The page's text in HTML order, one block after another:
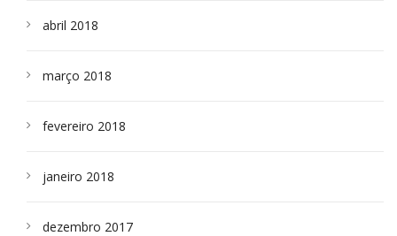
abril 2018
março 2018
fevereiro 2018
janeiro 2018
dezembro 2017